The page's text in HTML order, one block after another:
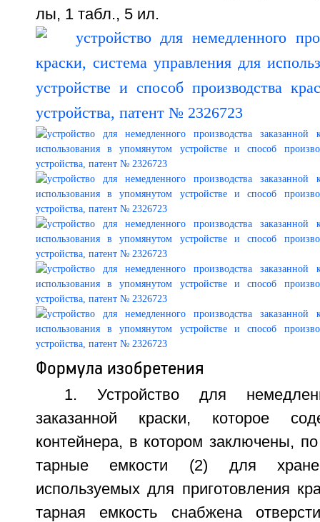
лы, 1 табл., 5 ил.
Формула изобретения
1. Устройство для
заказанной краски, которое
контейнера, в котором заключены,
тарные емкости (2) для
используемых для приготовления
тарная емкость снабжена